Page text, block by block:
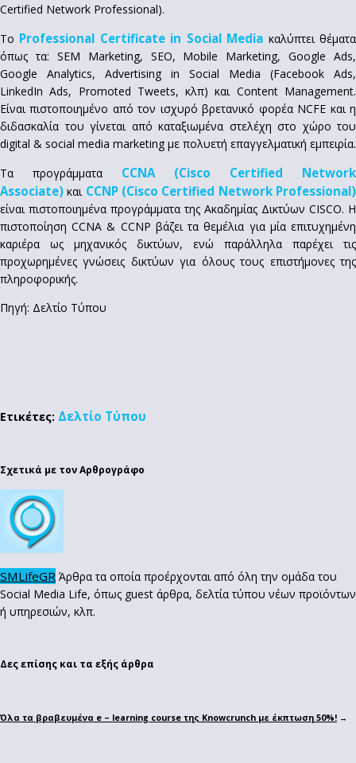
Certified Network Professional).
Το Professional Certificate in Social Media καλύπτει θέματα
όπως τα: SEM Marketing, SEO, Mobile Marketing, Google Ads,
Google Analytics, Advertising in Social Media (Facebook Ads,
LinkedIn Ads, Promoted Tweets, κλπ) και Content Management.
Είναι πιστοποιημένο από τον ισχυρό βρετανικό φορέα NCFE και η
διδασκαλία του γίνεται από καταξιωμένα στελέχη στο χώρο του
digital & social media marketing με πολυετή επαγγελματική εμπειρία.
Τα προγράμματα CCNA (Cisco Certified Network
Associate) και CCNP (Cisco Certified Network Professional)
είναι πιστοποιημένα προγράμματα της Ακαδημίας Δικτύων CISCO. Η
πιστοποίηση CCNA & CCNP βάζει τα θεμέλια για μία επιτυχημένη
καριέρα ως μηχανικός δικτύων, ενώ παράλληλα παρέχει τις
προχωρημένες γνώσεις δικτύων για όλους τους επιστήμονες της
πληροφορικής.
Πηγή: Δελτίο Τύπου
Ετικέτες: Δελτίο Τύπου
Σχετικά με τον Αρθρογράφο
SMLifeGR Άρθρα τα οποία προέρχονται από όλη την ομάδα του
Social Media Life, όπως guest άρθρα, δελτία τύπου νέων προϊόντων
ή υπηρεσιών, κλπ.
Δες επίσης και τα εξής άρθρα
Όλα τα βραβευμένα e – learning course της Knowcrunch με έκπτωση 50%! →